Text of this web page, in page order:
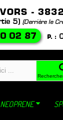
NEOPRENE